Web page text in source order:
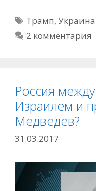
Метки
Трамп,Украина
2 комментария
Россия
Израилем и
Медведев?
31.03.2017